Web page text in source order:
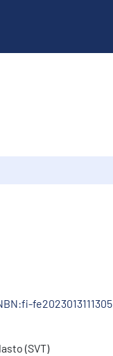
fe2023013111305
(SVT)